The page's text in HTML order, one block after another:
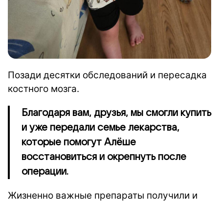
Позади десятки обследований и пересадка
костного мозга.
Благодаря вам, друзья, мы смогли купить
и уже передали семье лекарства,
которые помогут Алёше
восстановиться и окрепнуть после
операции.
Жизненно важные препараты получили и